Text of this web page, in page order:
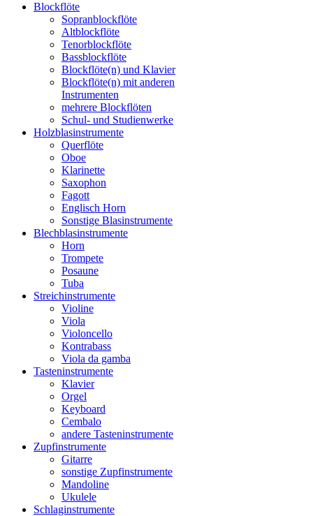
Blockflöte
Sopranblockflöte
Altblockflöte
Tenorblockflöte
Bassblockflöte
Blockflöte(n) und Klavier
Blockflöte(n) mit anderen
Instrumenten
mehrere Blockflöten
Schul- und Studienwerke
Holzblasinstrumente
Querflöte
Oboe
Klarinette
Saxophon
Fagott
Englisch Horn
Sonstige Blasinstrumente
Blechblasinstrumente
Horn
Trompete
Posaune
Tuba
Streichinstrumente
Violine
Viola
Violoncello
Kontrabass
Viola da gamba
Tasteninstrumente
Klavier
Orgel
Keyboard
Cembalo
andere Tasteninstrumente
Zupfinstrumente
Gitarre
sonstige Zupfinstrumente
Mandoline
Ukulele
Schlaginstrumente